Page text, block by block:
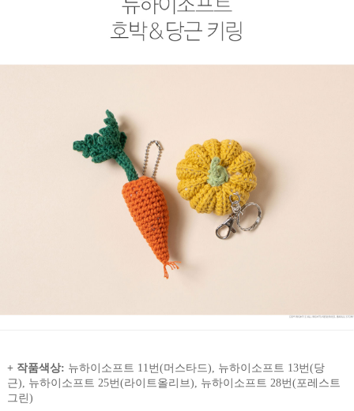
+ 작품색상: 뉴하이소프트 11번(머스타드), 뉴하이소프트 13번(당
근), 뉴하이소프트 25번(라이트올리브), 뉴하이소프트 28번(포레스트
그린)